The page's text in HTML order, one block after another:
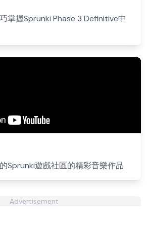
掌握Sprunki Phase 3 Definitive中
Sprunki遊戲社區的精彩音樂作品
Advertisement